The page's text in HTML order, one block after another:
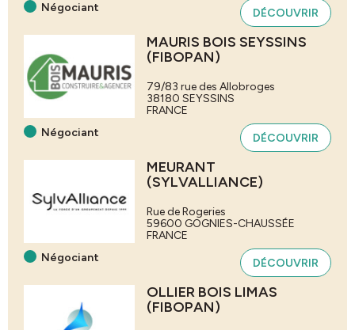
Négociant DÉCOUVRIR
Négociant
MAURIS BOIS SEYSSINS
(FIBOPAN)
79/83 rue des Allobroges
38180 SEYSSINS
FRANCE
DÉCOUVRIR
Négociant
MEURANT
(SYLVALLIANCE)
Rue de Rogeries
59600 GOGNIES-CHAUSSÉE
FRANCE
DÉCOUVRIR
OLLIER BOIS LIMAS
(FIBOPAN)